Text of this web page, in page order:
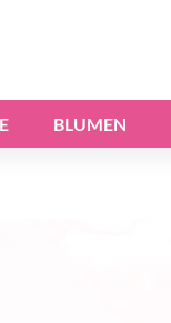
BLUMEN